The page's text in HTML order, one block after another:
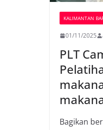
KALIMANTAN
01/11/2025
PLT
Bagikan